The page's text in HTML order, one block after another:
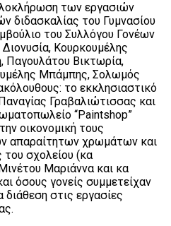
των εργασιών
διδασκαλίας του Γυμνασίου
του Συλλόγου Γονέων
Κουρκουμέλης
Παγουλάτου Βικτωρία,
Μπάμπης, Σολωμός
το εκκλησιαστικό
Γραβαλιώτισσας και
“Paintshop”
οικονομική τους
απαραίτητων χρωμάτων και
του σχολείου (κα
Μαριάννα και κα
όσους γονείς συμμετείχαν
στις εργασίες